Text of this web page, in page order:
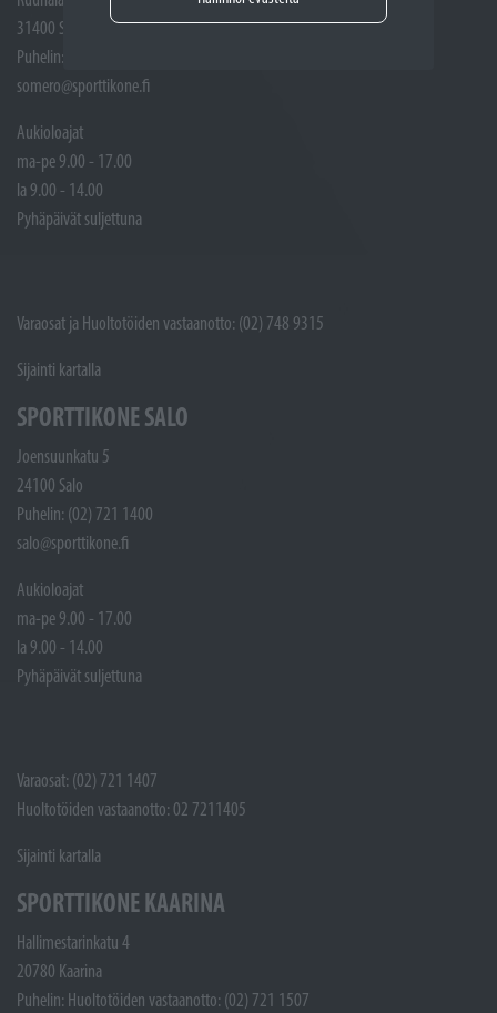
31400 Somero
Puhelin: (02) 748 9300
somero@sporttikone.fi
Aukioloajat
ma-pe 9.00 - 17.00
la 9.00 - 14.00
Pyhäpäivät suljettuna
Varaosat ja Huoltotöiden vastaanotto: (02) 748 9315
Sijainti kartalla
SPORTTIKONE SALO
Joensuunkatu 5
24100 Salo
Puhelin: (02) 721 1400
salo@sporttikone.fi
Aukioloajat
ma-pe 9.00 - 17.00
la 9.00 - 14.00
Pyhäpäivät suljettuna
Varaosat: (02) 721 1407
Huoltotöiden vastaanotto: 02 7211405
Sijainti kartalla
SPORTTIKONE KAARINA
Hallimestarinkatu 4
20780 Kaarina
Puhelin: Huoltotöiden vastaanotto: (02) 721 1507